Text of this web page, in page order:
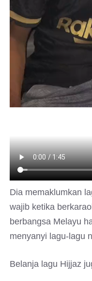
Dia memaklumkan
wajib ketika
berbangsa Melayu
menyanyi lagu-lagu
Belanja lagu Hijjaz